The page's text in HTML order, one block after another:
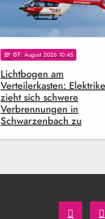
notes 07. August 2026 10:45
Lichtbogen am
Verteilerkasten:
zieht sich schwere
Verbrennungen in
Schwarzenbach zu